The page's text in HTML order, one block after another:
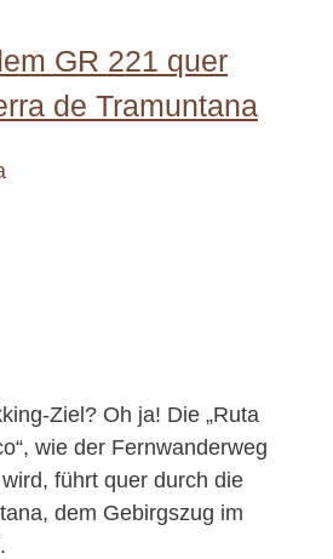
GR 221 quer
de Tramuntana
Ziel? Oh ja! Die „Ruta
wie der Fernwanderweg
führt quer durch die
dem Gebirgszug im